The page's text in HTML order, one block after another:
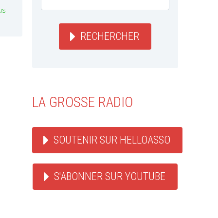
RECHERCHER
LA GROSSE RADIO
SOUTENIR SUR HELLOASSO
S'ABONNER SUR YOUTUBE